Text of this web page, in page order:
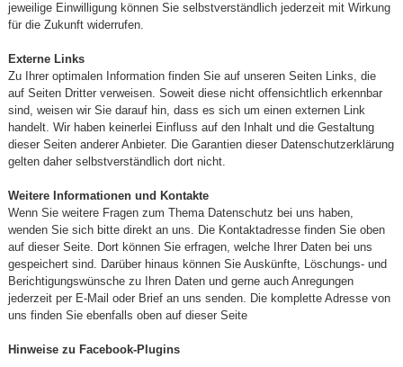
jeweilige Einwilligung können Sie selbstverständlich jederzeit mit Wirkung
für die Zukunft widerrufen.
Externe Links
Zu Ihrer optimalen Information finden Sie auf unseren Seiten Links, die
auf Seiten Dritter verweisen. Soweit diese nicht offensichtlich erkennbar
sind, weisen wir Sie darauf hin, dass es sich um einen externen Link
handelt. Wir haben keinerlei Einfluss auf den Inhalt und die Gestaltung
dieser Seiten anderer Anbieter. Die Garantien dieser Datenschutzerklärung
gelten daher selbstverständlich dort nicht.
Weitere Informationen und Kontakte
Wenn Sie weitere Fragen zum Thema Datenschutz bei uns haben,
wenden Sie sich bitte direkt an uns. Die Kontaktadresse finden Sie oben
auf dieser Seite. Dort können Sie erfragen, welche Ihrer Daten bei uns
gespeichert sind. Darüber hinaus können Sie Auskünfte, Löschungs- und
Berichtigungswünsche zu Ihren Daten und gerne auch Anregungen
jederzeit per E-Mail oder Brief an uns senden. Die komplette Adresse von
uns finden Sie ebenfalls oben auf dieser Seite
Hinweise zu Facebook-Plugins